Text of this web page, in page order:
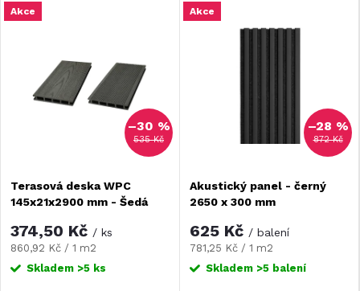
Akce
535 Kč
–30 %
Terasová deska WPC
145x21x2900 mm - Šedá
374,50 Kč / ks
Měrná
cena:
860,92 Kč / 1 m2
Skladem >5 ks
Akce
872 Kč
–28 %
Akustický panel - černý
2650 x 300 mm
625 Kč / balení
Měrná
cena:
781,25 Kč / 1 m2
Skladem >5 balení